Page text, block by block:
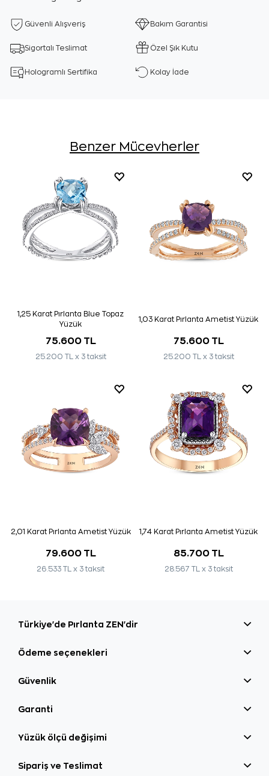
Güvenli Alışveriş Bakım Garantisi
Sigortalı Teslimat Özel Şık Kutu
Hologramlı Sertifika Kolay İade
Benzer Mücevherler
1,25 Karat Pırlanta Blue Topaz
Yüzük
75.600 TL
25.200 TL x 3 taksit
1,03 Karat Pırlanta Ametist Yüzük
75.600 TL
25.200 TL x 3 taksit
2,01 Karat Pırlanta Ametist Yüzük
79.600 TL
26.533 TL x 3 taksit
1,74 Karat Pırlanta Ametist Yüzük
85.700 TL
28.567 TL x 3 taksit
Türkiye'de Pırlanta ZEN'dir
Ödeme seçenekleri
Güvenlik
Garanti
Yüzük ölçü değişimi
Sipariş ve Teslimat